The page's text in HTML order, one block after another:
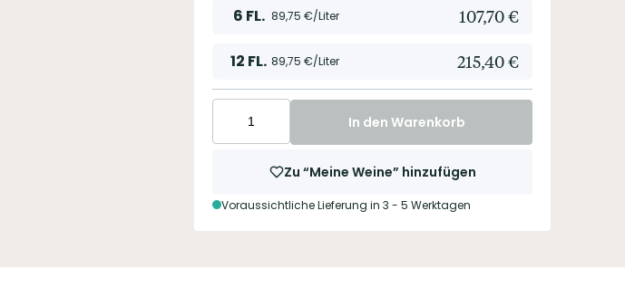
6 FL. 89,75 €/Liter 107,70€
12 FL. 89,75 €/Liter 215,40€
In den Warenkorb
Zu “Meine Weine” hinzufügen
Voraussichtliche Lieferung in 3 - 5 Werktagen